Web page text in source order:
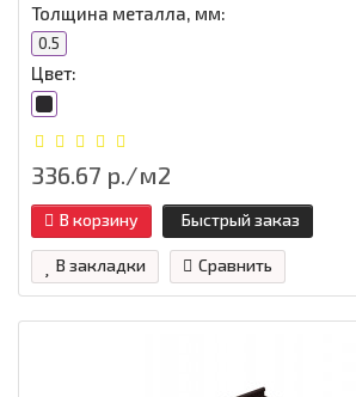
Толщина металла, мм:
0.5
Цвет:
336.67 р./м2
В корзину Быстрый заказ
В закладки Сравнить